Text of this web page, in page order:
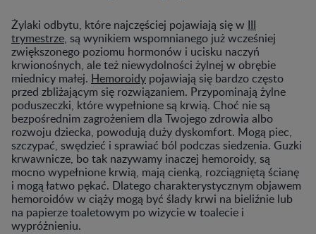
Żylaki odbytu, które najczęściej pojawiają się w III
trymestrze, są wynikiem wspomnianego już wcześniej
zwiększonego poziomu hormonów i ucisku naczyń
krwionośnych, ale też niewydolności żylnej w obrębie
miednicy małej. Hemoroidy pojawiają się bardzo często
przed zbliżającym się rozwiązaniem. Przypominają żylne
poduszeczki, które wypełnione są krwią. Choć nie są
bezpośrednim zagrożeniem dla Twojego zdrowia albo
rozwoju dziecka, powodują duży dyskomfort. Mogą piec,
szczypać, swędzieć i sprawiać ból podczas siedzenia. Guzki
krwawnicze, bo tak nazywamy inaczej hemoroidy, są
mocno wypełnione krwią, mają cienką, rozciągniętą ścianę
i mogą łatwo pękać. Dlatego charakterystycznym objawem
hemoroidów w ciąży mogą być ślady krwi na bieliźnie lub
na papierze toaletowym po wizycie w toalecie i
wypróżnieniu.